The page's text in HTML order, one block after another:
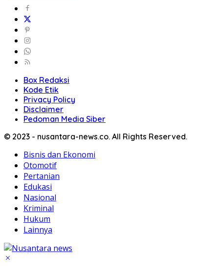
Box Redaksi
Kode Etik
Privacy Policy
Disclaimer
Pedoman Media Siber
© 2023 - nusantara-news.co. All Rights Reserved.
Bisnis dan Ekonomi
Otomotif
Pertanian
Edukasi
Nasional
Kriminal
Hukum
Lainnya